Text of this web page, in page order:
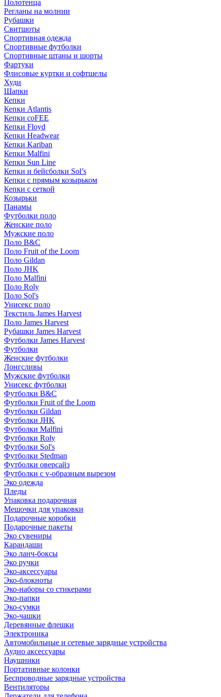
Полотенца
Регланы на молнии
Рубашки
Свитшоты
Спортивная одежда
Спортивные футболки
Спортивные штаны и шорты
Фартуки
Флисовые куртки и софтшелы
Худи
Шапки
Кепки
Кепки Atlantis
Кепки coFEE
Кепки Floyd
Кепки Headwear
Кепки Kariban
Кепки Malfini
Кепки Sun Line
Кепки и бейсболки Sol’s
Кепки с прямым козырьком
Кепки с сеткой
Козырьки
Панамы
Футболки поло
Женские поло
Мужские поло
Поло B&C
Поло Fruit of the Loom
Поло Gildan
Поло JHK
Поло Malfini
Поло Roly
Поло Sol's
Унисекс поло
Текстиль James Harvest
Поло James Harvest
Рубашки James Harvest
Футболки James Harvest
Футболки
Женские футболки
Лонгсливы
Мужские футболки
Унисекс футболки
Футболки B&C
Футболки Fruit of the Loom
Футболки Gildan
Футболки JHK
Футболки Malfini
Футболки Roly
Футболки Sol's
Футболки Stedman
Футболки оверсайз
Футболки с v-образным вырезом
Эко одежда
Пледы
Упаковка подарочная
Мешочки для упаковки
Подарочные коробки
Подарочные пакеты
Эко сувениры
Карандаши
Эко ланч-боксы
Эко ручки
Эко-аксессуары
Эко-блокноты
Эко-наборы со стикерами
Эко-папки
Эко-сумки
Эко-чашки
Деревянные флешки
Электроника
Автомобильные и сетевые зарядные устройства
Аудио аксессуары
Наушники
Портативные колонки
Беспроводные зарядные устройства
Вентиляторы